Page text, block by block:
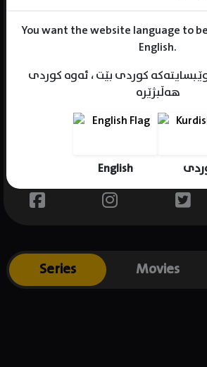
You want the website language to
English.
کوردی بێت ، ئەوە کوردی
هەڵبژێرە
English
Gender : female
Place of birth : USA
Series Movies